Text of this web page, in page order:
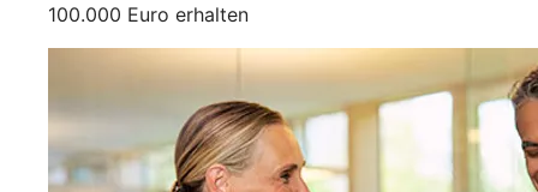
100.000 Euro erhalten